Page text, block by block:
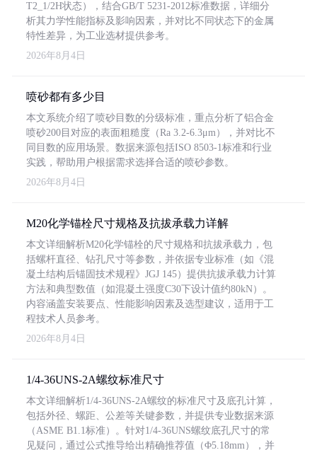
T2_1/2H状态），结合GB/T 5231-2012标准数据，详细分
析其力学性能指标及影响因素，并对比不同状态下的金属
特性差异，为工业选材提供参考。
2026年8月4日
喷砂都有多少目
本文系统介绍了喷砂目数的分级标准，重点分析了铝合金
喷砂200目对应的表面粗糙度（Ra 3.2-6.3μm），并对比不
同目数的应用场景。数据来源包括ISO 8503-1标准和行业
实践，帮助用户根据需求选择合适的喷砂参数。
2026年8月4日
M20化学锚栓尺寸规格及抗拔承载力详解
本文详细解析M20化学锚栓的尺寸规格和抗拔承载力，包
括螺杆直径、钻孔尺寸等参数，并依据专业标准（如《混
凝土结构后锚固技术规程》JGJ 145）提供抗拔承载力计算
方法和典型数值（如混凝土强度C30下设计值约80kN）。
内容涵盖安装要点、性能影响因素及选型建议，适用于工
程技术人员参考。
2026年8月4日
1/4-36UNS-2A螺纹标准尺寸
本文详细解析1/4-36UNS-2A螺纹的标准尺寸及底孔计算，
包括外径、螺距、公差等关键参数，并提供专业数据来源
（ASME B1.1标准）。针对1/4-36UNS螺纹底孔尺寸的常
见疑问，通过公式推导给出精确推荐值（Φ5.18mm），并